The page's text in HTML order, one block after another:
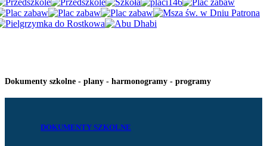
Dokumenty szkolne - plany - harmonogramy - programy
DOKUMENTY SZKOLNE